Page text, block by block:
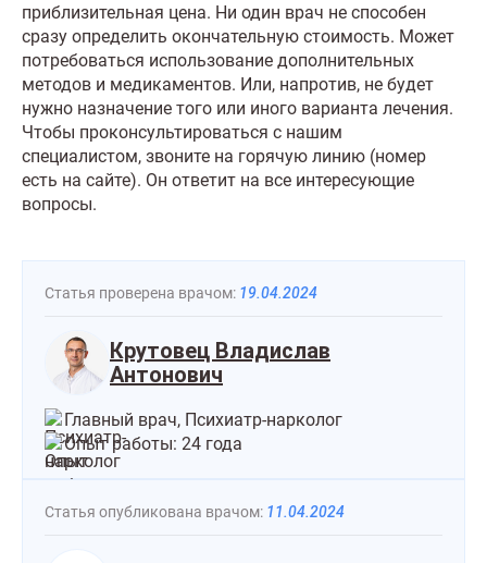
приблизительная цена. Ни один врач не способен
сразу определить окончательную стоимость. Может
потребоваться использование дополнительных
методов и медикаментов. Или, напротив, не будет
нужно назначение того или иного варианта лечения.
Чтобы проконсультироваться с нашим
специалистом, звоните на горячую линию (номер
есть на сайте). Он ответит на все интересующие
вопросы.
Статья проверена врачом: 19.04.2024
Крутовец Владислав
Антонович
Главный врач, Психиатр-нарколог
Опыт работы: 24 года
Статья опубликована врачом: 11.04.2024